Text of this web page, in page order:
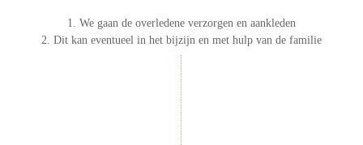
1. We gaan de overledene verzorgen en aankleden
2. Dit kan eventueel in het bijzijn en met hulp van de familie